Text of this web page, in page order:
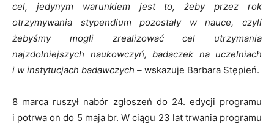
cel, jedynym warunkiem jest to, żeby przez rok
otrzymywania stypendium pozostały w nauce, czyli
żebyśmy mogli zrealizować cel utrzymania
najzdolniejszych naukowczyń, badaczek na uczelniach
i w instytucjach badawczych – wskazuje Barbara Stępień.
8 marca ruszył nabór zgłoszeń do 24. edycji programu
i potrwa on do 5 maja br. W ciągu 23 lat trwania programu